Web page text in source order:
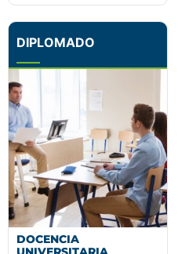
DIPLOMADO
DOCENCIA